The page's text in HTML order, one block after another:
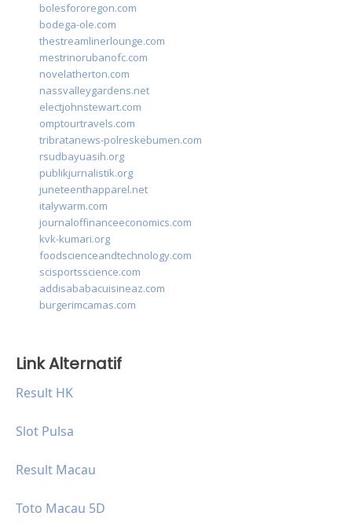
bolesfororegon.com
bodega-ole.com
thestreamlinerlounge.com
mestrinorubanofc.com
novelatherton.com
nassvalleygardens.net
electjohnstewart.com
omptourtravels.com
tribratanews-polreskebumen.com
rsudbayuasih.org
publikjurnalistik.org
juneteenthapparel.net
italywarm.com
journaloffinanceeconomics.com
kvk-kumari.org
foodscienceandtechnology.com
scisportsscience.com
addisababacuisineaz.com
burgerimcamas.com
Link Alternatif
Result HK
Slot Pulsa
Result Macau
Toto Macau 5D